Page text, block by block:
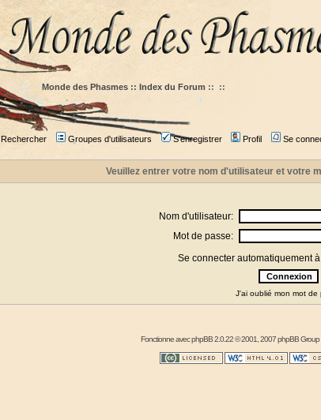
Monde des Phasmes :: Index du Forum :: ::
Rechercher Groupes d'utilisateurs S'enregistrer Profil Se
Veuillez entrer votre nom d'utilisateur et votre
Nom d'utilisateur:
Mot de passe:
Se connecter automatiquement
J'ai oublié mon mot de
Fonctionne avecphpBB2.0.22 © 2001, 2007 phpBB Group